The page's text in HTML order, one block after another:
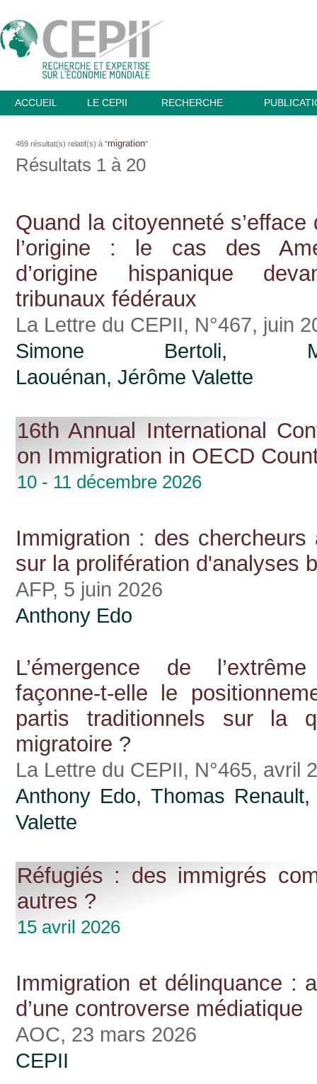
ACCUEIL LE CEPII RECHERCHE
469 résultat(s) relatif(s) à "migration"
Résultats 1 à 20
Quand la citoyenneté s’efface
l’origine : le cas des
d’origine hispanique
tribunaux fédéraux
La Lettre du CEPII, N°467, juin
Simone Bertoli,
Laouénan, Jérôme Valette
16th Annual International
on Immigration in OECD
10 - 11 décembre 2026
Immigration : des chercheurs
sur la prolifération d'analyses
AFP, 5 juin 2026
Anthony Edo
L’émergence de
façonne-t-elle le
partis traditionnels sur la
migratoire ?
La Lettre du CEPII, N°465, avril
Anthony Edo, Thomas
Valette
Réfugiés : des immigrés
autres ?
15 avril 2026
Immigration et délinquance :
d’une controverse médiatique
AOC, 23 mars 2026
CEPII